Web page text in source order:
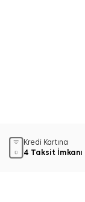
Kredi Kartına
4 Taksit İmkanı